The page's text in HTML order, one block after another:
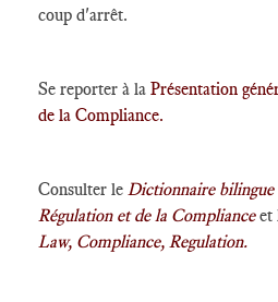
coup d'arrêt.
Se reporter à la Présentation
de la Compliance.
Consulter le Dictionnaire bilingue
Régulation et de la Compliance et
Law, Compliance, Regulation.